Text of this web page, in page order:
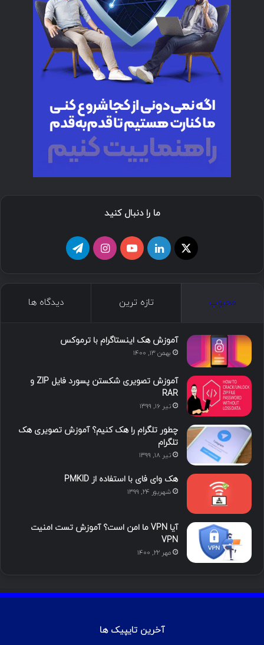
ما را دنبال کنید
د
ی
ن
و
ت
گ
ا
ا
محبوب تازه ترین دیدگاه ها
آموزش هک اینستاگرام با ترموکس
بهمن ۱۳, ۱۴۰۰
آموزش تصویری شکستن پسورد فایل ZIP و
RAR
تیر ۱۶, ۱۳۹۹
چطور تلگرام را هک کنیم؟ آموزش تصویری هک
تلگرام
تیر ۱۸, ۱۳۹۹
هک وای فای با استفاده از PMKID
شهریور ۲۴, ۱۳۹۹
آیا VPN ما امن است؟ آموزش تست امنیت
VPN
مهر ۲۲, ۱۴۰۰
آخرین تایپیک ها